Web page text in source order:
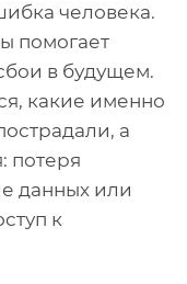
человека.
помогает
в будущем.
какие именно
а
потеря
данных или
к